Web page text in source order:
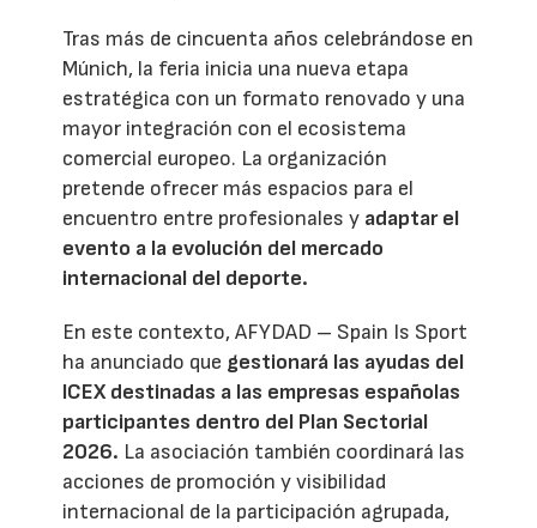
Tras más de cincuenta años celebrándose en
Múnich, la feria inicia una nueva etapa
estratégica con un formato renovado y una
mayor integración con el ecosistema
comercial europeo. La organización
pretende ofrecer más espacios para el
encuentro entre profesionales y adaptar el
evento a la evolución del mercado
internacional del deporte.
En este contexto, AFYDAD – Spain Is Sport
ha anunciado que gestionará las ayudas del
ICEX destinadas a las empresas españolas
participantes dentro del Plan Sectorial
2026. La asociación también coordinará las
acciones de promoción y visibilidad
internacional de la participación agrupada,